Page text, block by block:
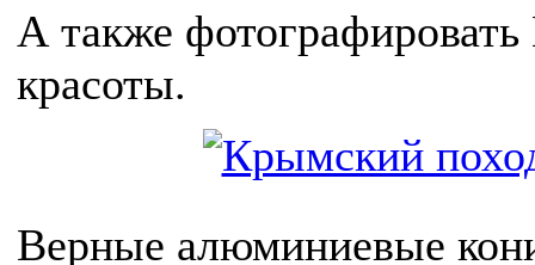
А также
красоты.
Верные алюминиевые